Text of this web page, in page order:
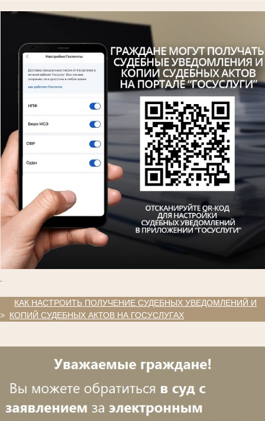
>
КАК НАСТРОИТЬ ПОЛУЧЕНИЕ СУДЕБНЫХ УВЕДОМЛЕНИЙ И
КОПИЙ СУДЕБНЫХ АКТОВ НА ГОСУСЛУГАХ